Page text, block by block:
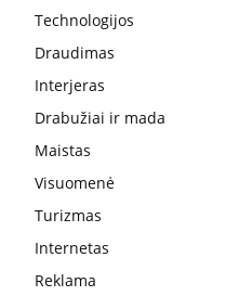
Technologijos
Draudimas
Interjeras
Drabužiai ir mada
Maistas
Visuomenė
Turizmas
Internetas
Reklama